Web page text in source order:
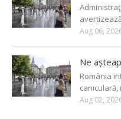
Aug 06,
Ne
România
caniculară,
Aug 02,